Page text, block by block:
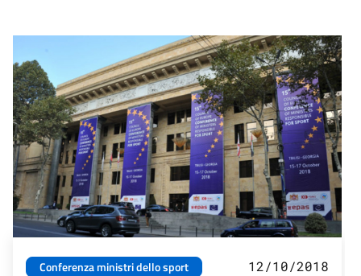
Conferenza ministri dello sport
12/10/2018